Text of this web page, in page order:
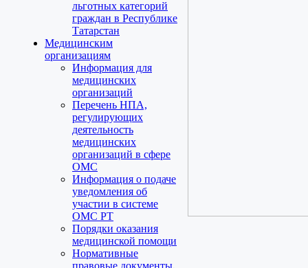
льготных категорий
граждан в Республике
Татарстан
Медицинским
организациям
Информация для
медицинских
организаций
Перечень НПА,
регулирующих
деятельность
медицинских
организаций в сфере
ОМС
Информация о подаче
уведомления об
участии в системе
ОМС РТ
Порядки оказания
медицинской помощи
Нормативные
правовые документы,